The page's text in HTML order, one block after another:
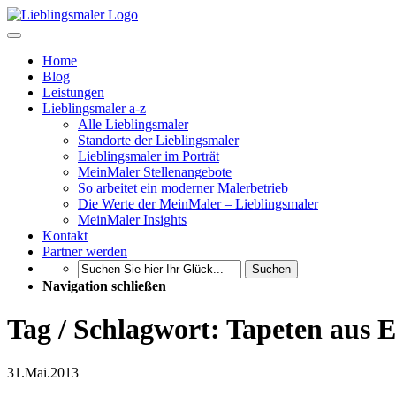
Home
Blog
Leistungen
Lieblingsmaler a-z
Alle Lieblingsmaler
Standorte der Lieblingsmaler
Lieblingsmaler im Porträt
MeinMaler Stellenangebote
So arbeitet ein moderner Malerbetrieb
Die Werte der MeinMaler – Lieblingsmaler
MeinMaler Insights
Kontakt
Partner werden
Suchen
Navigation schließen
Tag / Schlagwort: Tapeten aus
31.Mai.2013